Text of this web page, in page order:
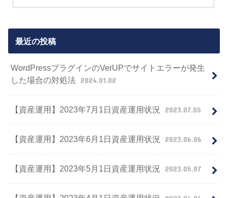
最近の投稿
WordPressプラグインのVerUPでサイトエラーが発生
した場合の対処法 2024.01.02
【資産運用】2023年7月1日資産運用状況 2023.07.05
【資産運用】2023年6月1日資産運用状況 2023.06.06
【資産運用】2023年5月1日資産運用状況 2023.05.07